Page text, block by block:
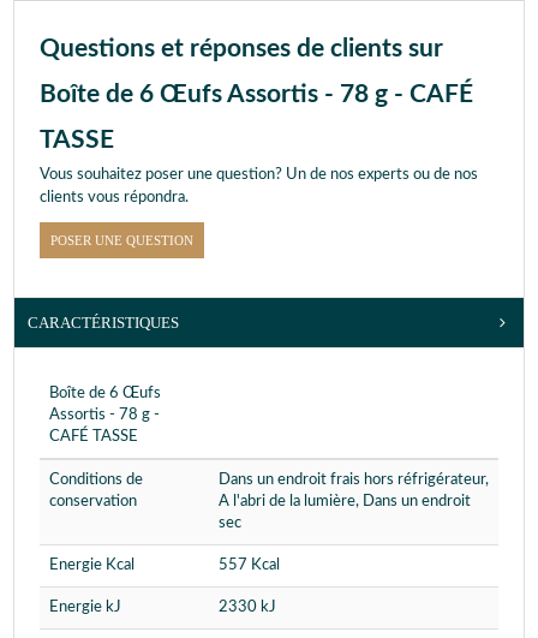
Questions et réponses de clients sur
Boîte de 6 Œufs Assortis - 78 g - CAFÉ
TASSE
Vous souhaitez poser une question? Un de nos experts ou de nos
clients vous répondra.
POSER UNE QUESTION
CARACTÉRISTIQUES
Boîte de 6 Œufs
Assortis - 78 g -
CAFÉ TASSE
Conditions de
conservation
Dans un endroit frais hors réfrigérateur,
A l'abri de la lumière, Dans un endroit
sec
Energie Kcal 557 Kcal
Energie kJ 2330 kJ